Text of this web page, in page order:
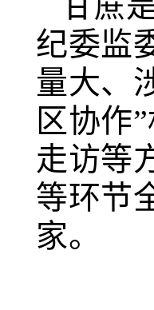
纪委监
量大、
区协作
走访等
等环节
家。